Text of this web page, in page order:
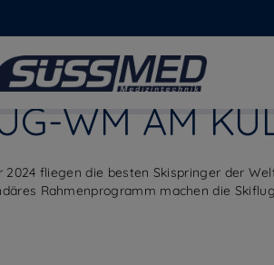
SUPPORT
WM AM
2024 fliegen die besten Skispringer der
Rahmenprogramm machen die